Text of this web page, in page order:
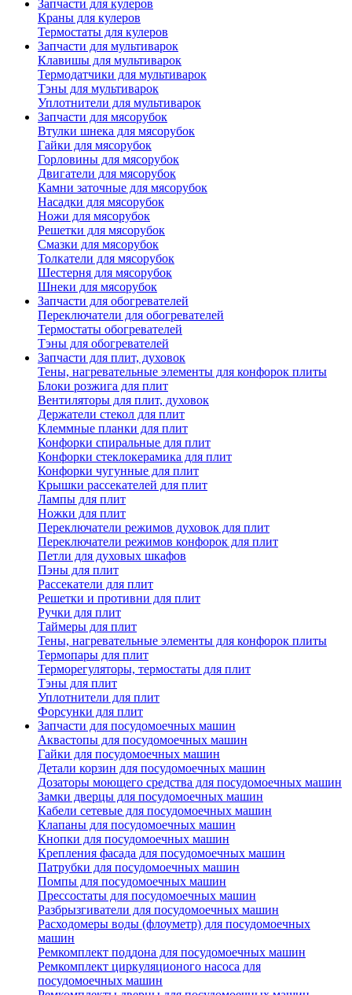
Запчасти для кулеров
Краны для кулеров
Термостаты для кулеров
Запчасти для мультиварок
Клавишы для мультиварок
Термодатчики для мультиварок
Тэны для мультиварок
Уплотнители для мультиварок
Запчасти для мясорубок
Втулки шнека для мясорубок
Гайки для мясорубок
Горловины для мясорубок
Двигатели для мясорубок
Камни заточные для мясорубок
Насадки для мясорубок
Ножи для мясорубок
Решетки для мясорубок
Смазки для мясорубок
Толкатели для мясорубок
Шестерня для мясорубок
Шнеки для мясорубок
Запчасти для обогревателей
Переключатели для обогревателей
Термостаты обогревателей
Тэны для обогревателей
Запчасти для плит, духовок
Тены, нагревательные элементы для конфорок плиты
Блоки розжига для плит
Вентиляторы для плит, духовок
Держатели стекол для плит
Клеммные планки для плит
Конфорки спиральные для плит
Конфорки стеклокерамика для плит
Конфорки чугунные для плит
Крышки рассекателей для плит
Лампы для плит
Ножки для плит
Переключатели режимов духовок для плит
Переключатели режимов конфорок для плит
Петли для духовых шкафов
Пэны для плит
Рассекатели для плит
Решетки и противни для плит
Ручки для плит
Таймеры для плит
Тены, нагревательные элементы для конфорок плиты
Термопары для плит
Терморегуляторы, термостаты для плит
Тэны для плит
Уплотнители для плит
Форсунки для плит
Запчасти для посудомоечных машин
Аквастопы для посудомоечных машин
Гайки для посудомоечных машин
Детали корзин для посудомоечных машин
Дозаторы моющего средства для посудомоечных машин
Замки дверцы для посудомоечных машин
Кабели сетевые для посудомоечных машин
Клапаны для посудомоечных машин
Кнопки для посудомоечных машин
Крепления фасада для посудомоечных машин
Патрубки для посудомоечных машин
Помпы для посудомоечных машин
Прессостаты для посудомоечных машин
Разбрызгиватели для посудомоечных машин
Расходомеры воды (флоуметр) для посудомоечных
машин
Ремкомплект поддона для посудомоечных машин
Ремкомплект циркуляционого насоса для
посудомоечных машин